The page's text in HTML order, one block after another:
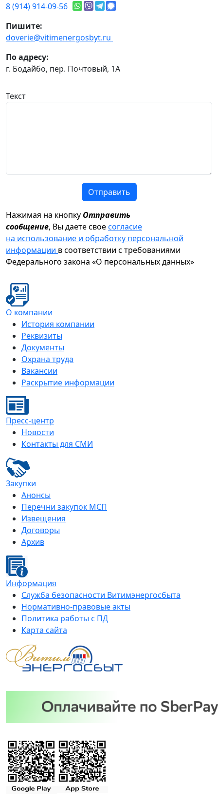
8 (914) 914-09-56
Пишите:
doverie@vitimenergosbyt.ru
По адресу:
г. Бодайбо, пер. Почтовый, 1А
Текст
Отправить
Нажимая на кнопку Отправить
сообщение, Вы даете своесогласие
на использование и обработку персональной
информации в соответствии с требованиями
Федерального закона «О персональных данных»
О компании
История компании
Реквизиты
Документы
Охрана труда
Вакансии
Раскрытие информации
Пресс-центр
Новости
Контакты для СМИ
Закупки
Анонсы
Перечни закупок МСП
Извещения
Договоры
Архив
Информация
Служба безопасности Витимэнергосбыта
Нормативно-правовые акты
Политика работы с ПД
Карта сайта